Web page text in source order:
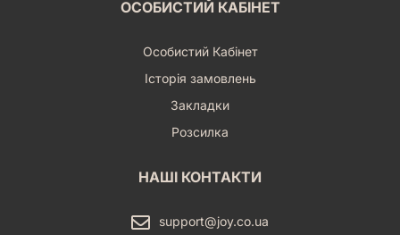
ОСОБИСТИЙ КАБІНЕТ
Особистий Кабінет
Історія замовлень
Закладки
Розсилка
НАШІ КОНТАКТИ
support@joy.co.ua